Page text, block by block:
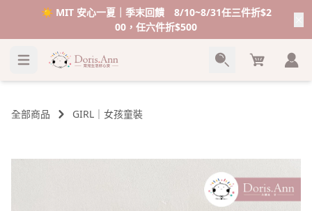
☀️ MIT 安心一夏｜季末回饋 8/10~8/31任三件折$2
00，任六件折$500
Cart
全部商品 GIRL｜女孩童裝